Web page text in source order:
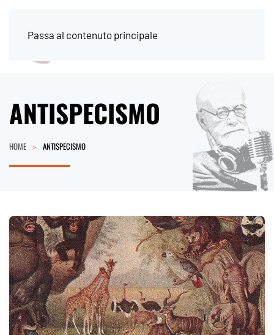
Passa al contenuto principale
ANTISPECISMO
HOME ANTISPECISMO